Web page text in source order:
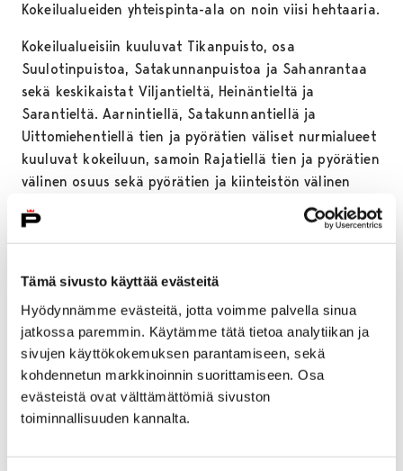
Tämä sivusto käyttää evästeitä
Hyödynnämme evästeitä, jotta voimme palvella sinua
jatkossa paremmin. Käytämme tätä tietoa analytiikan ja
sivujen käyttökokemuksen parantamiseen, sekä
kohdennetun markkinoinnin suorittamiseen. Osa
evästeistä ovat välttämättömiä sivuston
toiminnallisuuden kannalta.
Kokeilualueiden yhteispinta-ala on noin viisi hehtaaria.
Kokeilualueisiin kuuluvat Tikanpuisto, osa
Suulotinpuistoa, Satakunnanpuistoa ja Sahanrantaa
sekä keskikaistat Viljantieltä, Heinäntieltä ja
Sarantieltä. Aarnintiellä, Satakunnantiellä ja
Uittomiehentiellä tien ja pyörätien väliset nurmialueet
kuuluvat kokeiluun, samoin Rajatiellä tien ja pyörätien
välinen osuus sekä pyörätien ja kiinteistön välinen
leikkuukerta on jo suoritettu. Alueet on merkitty
maastoon tauluilla.
– Puuryhmien yhteyteen on jo useiden vuosien ajan
jätetty pitkän nurmikon alueita pesäpaikoiksi linnuille
ja kaupunkieläimille. Myös tämän kesän kokeilulla
tavoitellaan luonnonmukaisempia viheralueita sekä
energian ja talouden säästöä nurmikoiden hoidossa.
Lisäksi haemme kokemuksia siitä, miten tällainen
hoitotapa teknisesti onnistuu, kertoo infran